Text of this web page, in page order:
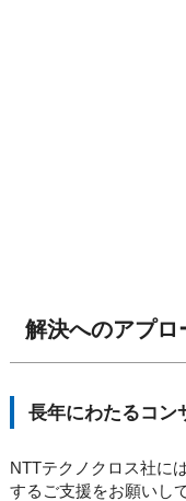
解決へのアプロ
長年にわたるコン
NTTテクノクロス社に
するご支援をお願いし